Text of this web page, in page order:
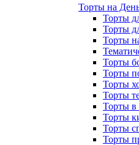
Торты на
Торты
Торты
Торты
Торты
Торты
Торты
Торты
Торты в
Торты
Торты
Торты